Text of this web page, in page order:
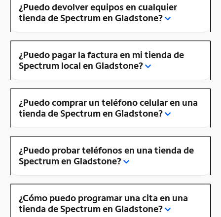
¿Puedo devolver equipos en cualquier
tienda de Spectrum en Gladstone?
¿Puedo pagar la factura en mi tienda de
Spectrum local en Gladstone?
¿Puedo comprar un teléfono celular en una
tienda de Spectrum en Gladstone?
¿Puedo probar teléfonos en una tienda de
Spectrum en Gladstone?
¿Cómo puedo programar una cita en una
tienda de Spectrum en Gladstone?